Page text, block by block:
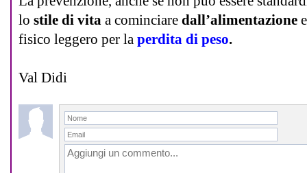
lo stile di vita a cominciare dall’alimentazione
fisico leggero per la perdita di peso.
Val Didi